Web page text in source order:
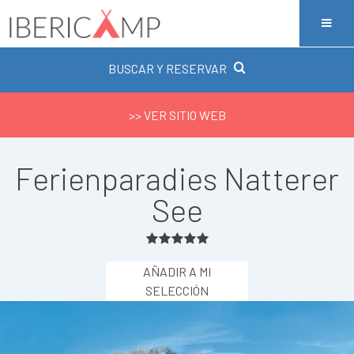
BUSCAR Y RESERVAR
>> VER SITIO WEB
Ferienparadies Natterer
See
AÑADIR A MI
SELECCIÓN